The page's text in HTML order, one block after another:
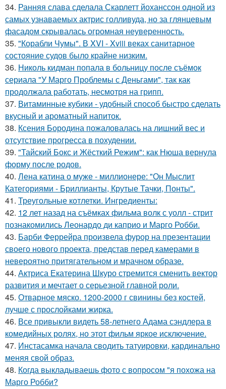
34. Ранняя слава сделала Скарлетт йоханссон одной из
самых узнаваемых актрис голливуда, но за глянцевым
фасадом скрывалась огромная неуверенность.
35. "Корабли Чумы". В XVI - Xviii веках санитарное
состояние судов было крайне низким.
36. Николь кидман попала в больницу после съёмок
сериала "У Марго Проблемы с Деньгами", так как
продолжала работать, несмотря на грипп.
37. Витаминные кубики - удобный способ быстро сделать
вкусный и ароматный напиток.
38. Ксения Бородина пожаловалась на лишний вес и
отсутствие прогресса в похудении.
39. "Тайский Бокс и Жёсткий Режим": как Нюша вернула
форму после родов.
40. Лена катина о муже - миллионере: "Он Мыслит
Категориями - Бриллианты, Крутые Тачки, Понты".
41. Треугольные котлетки. Ингредиенты:
42. 12 лет назад на съёмках фильма волк с уолл - стрит
познакомились Леонардо ди каприо и Марго Робби.
43. Барби Феррейра произвела фурор на презентации
своего нового проекта, представ перед камерами в
невероятно притягательном и мрачном образе.
44. Актриса Екатерина Шкуро стремится сменить вектор
развития и мечтает о серьезной главной роли.
45. Отварное мяско. 1200-2000 г свинины без костей,
лучше с прослойками жирка.
46. Все привыкли видеть 58-летнего Адама сэндлера в
комедийных ролях, но этот фильм яркое исключение.
47. Инстасамка начала сводить татуировки, кардинально
меняя свой образ.
48. Когда выкладываешь фото с вопросом "я похожа на
Марго Робби?